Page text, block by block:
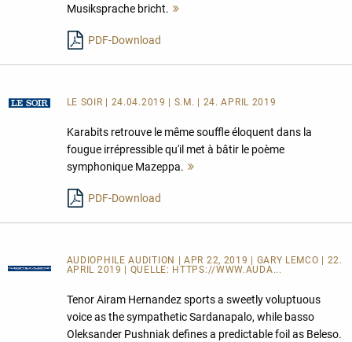
Musiksprache bricht.
PDF-Download
LE SOIR | 24.04.2019 | S.M. | 24. APRIL 2019
Karabits retrouve le même souffle éloquent dans la
fougue irrépressible qu'il met à bâtir le poème
symphonique Mazeppa.
PDF-Download
AUDIOPHILE AUDITION | APR 22, 2019 | GARY LEMCO | 22.
APRIL 2019 | QUELLE: HTTPS://WWW.AUDA...
Tenor Airam Hernandez sports a sweetly voluptuous
voice as the sympathetic Sardanapalo, while basso
Oleksander Pushniak defines a predictable foil as Beleso.